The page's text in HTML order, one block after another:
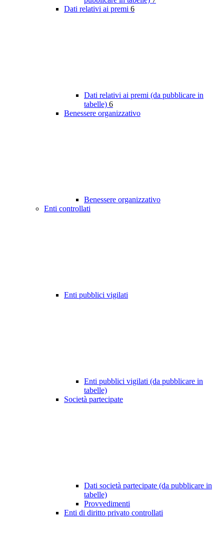
Dati relativi ai premi 6
Dati relativi ai premi (da pubblicare in
tabelle) 6
Benessere organizzativo
Benessere organizzativo
Enti controllati
Enti pubblici vigilati
Enti pubblici vigilati (da pubblicare in
tabelle)
Società partecipate
Dati società partecipate (da pubblicare in
tabelle)
Provvedimenti
Enti di diritto privato controllati